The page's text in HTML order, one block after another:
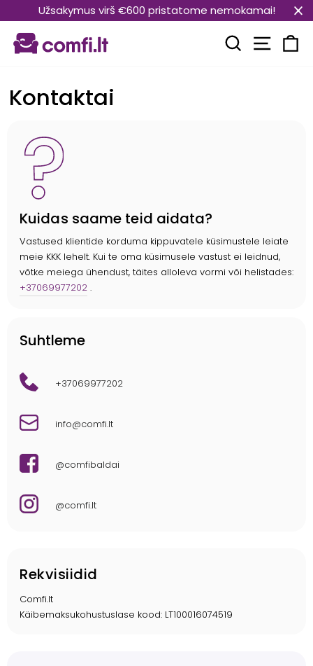
Translation
missing:
et.general.accessibility.skip_to_content
Užsakymus virš €600 pristatome nemokamai!
Translation
Kontaktai
Kuidas saame teid aidata?
Vastused klientide korduma kippuvatele küsimustele leiate
meie KKK lehelt. Kui te oma küsimusele vastust ei leidnud,
võtke meiega ühendust, täites alloleva vormi või helistades:
+37069977202 .
Suhtleme
+37069977202
info@comfi.lt
@comfibaldai
@comfi.lt
Rekvisiidid
Comfi.lt
Käibemaksukohustuslase kood: LT100016074519